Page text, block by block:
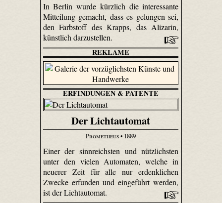
In Berlin wurde kürzlich die interessante
Mitteilung gemacht, dass es gelungen sei,
den Farbstoff des Krapps, das Alizarin,
künstlich darzustellen.
REKLAME
ERFINDUNGEN & PATENTE
Der Lichtautomat
Prometheus• 1889
Einer der sinnreichsten und nützlichsten
unter den vielen Automaten, welche in
neuerer Zeit für alle nur erdenklichen
Zwecke erfunden und eingeführt werden,
ist der Lichtautomat.